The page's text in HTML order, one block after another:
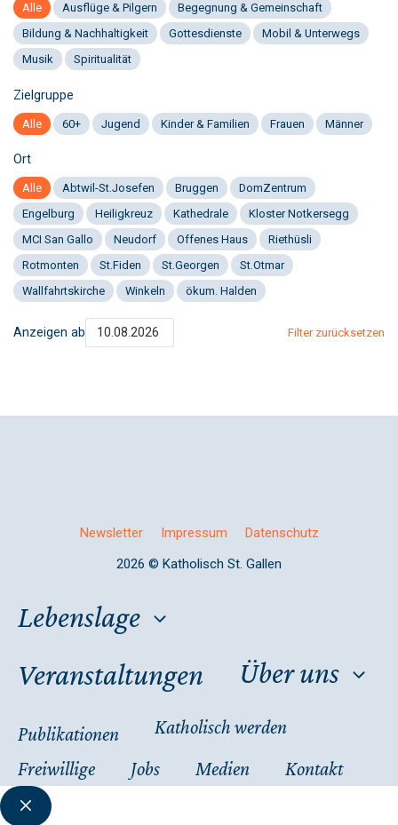
Alle Ausflüge & Pilgern
Begegnung & Gemeinschaft
Bildung & Nachhaltigkeit
Gottesdienste
Mobil & Unterwegs
Musik
Spiritualität
Zielgruppe
Alle 60+ Jugend Kinder & Familien Frauen Männer
Ort
Alle Abtwil-St.Josefen Bruggen
DomZentrum
Engelburg
Heiligkreuz Kathedrale
Kloster Notkersegg
MCI San Gallo
Neudorf Offenes Haus
Riethüsli
Rotmonten
St.Fiden St.Georgen
St.Otmar
Wallfahrtskirche
Winkeln ökum. Halden
Anzeigen ab Filter zurücksetzen
Newsletter Impressum
Datenschutz
2026 © Katholisch St. Gallen
Lebenslage
Veranstaltungen
Über uns
Publikationen
Katholisch werden
Freiwillige
Jobs Medien Kontakt